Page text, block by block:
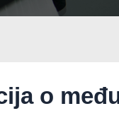
o